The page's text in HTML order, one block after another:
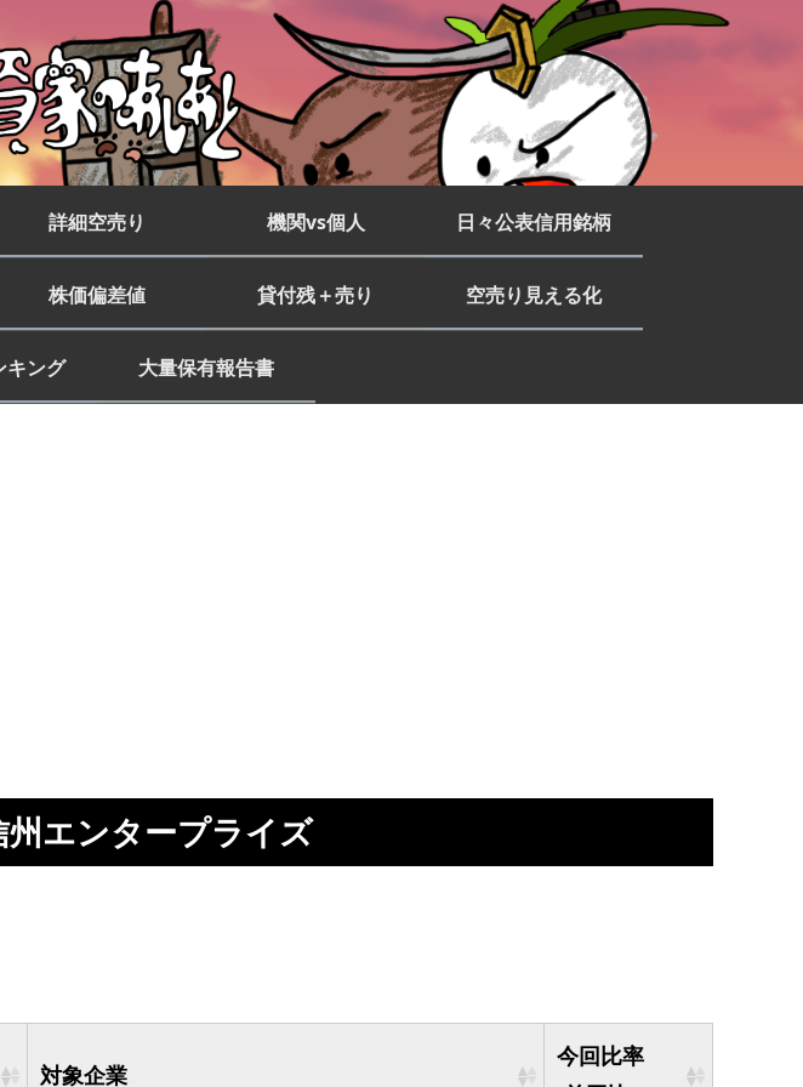
詳細空売り 機関vs個人 日々公表信用銘柄
株価偏差値 貸付残＋売り 空売り見える化
キング 大量保有報告書
エンタープライズ
対象企業
今回比率